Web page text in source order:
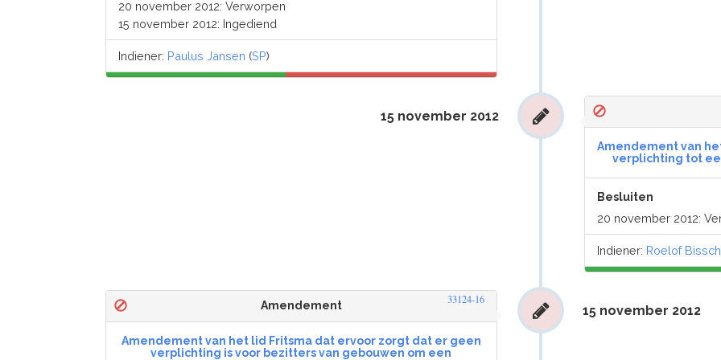
20 november 2012: Verworpen
15 november 2012: Ingediend
Indiener: Paulus Jansen (SP)
Amendement van
verplichting tot
Besluiten
20 november 2012:
Indiener: Roelof
15 november 2012
Amendement 33124-16
Amendement van het lid Fritsma dat ervoor zorgt dat er geen
verplichting is voor bezitters van gebouwen om een
15 november 2012